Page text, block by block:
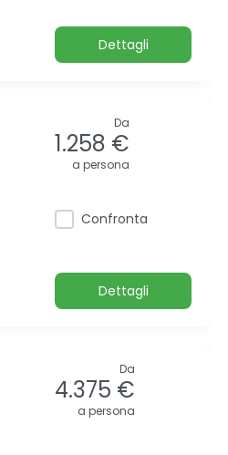
Dettagli
Da
1.258 €
a persona
Confronta
Dettagli
Da
4.375 €
a persona